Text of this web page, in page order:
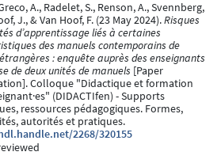
A., Radelet, S., Renson, A., Svennberg,
J., & Van Hoof, F. (23 May 2024).Risques
d’apprentissage liés à certaines
des manuels contemporains de
: enquête auprès des enseignants
de deux unités de manuels [Paper
Colloque "Didactique et formation
(DIDACTIfen) - Supports
ressources pédagogiques. Formes,
autorités et pratiques.
2268/320155